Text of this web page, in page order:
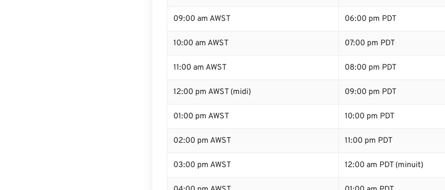
09:00 am AWST 06:00 pm PDT
10:00 am AWST 07:00 pm PDT
11:00 am AWST 08:00 pm PDT
12:00 pm AWST (midi) 09:00 pm PDT
01:00 pm AWST 10:00 pm PDT
02:00 pm AWST 11:00 pm PDT
03:00 pm AWST 12:00 am PDT (minuit)